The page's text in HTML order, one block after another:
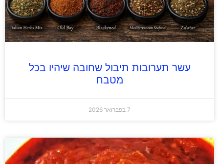
עשר תערובות תיבול שחובה שיהיו בכל
מטבח
7 בפברואר 2026